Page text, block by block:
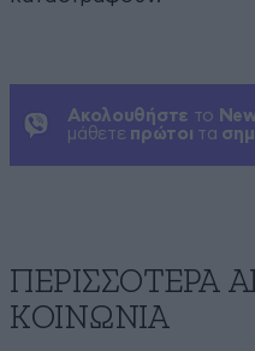
Ακολουθήστε το
μάθετε πρώτοι τα
ΠΕΡΙΣΣΟΤΕΡΑ
ΚΟΙΝΩΝΙΑ